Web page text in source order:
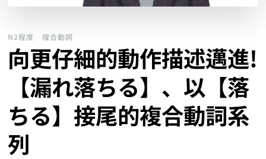
N2程度 複合動詞
向更仔細的動作描述邁進!
【漏れ落ちる】、以【落
ちる】接尾的複合動詞系
列